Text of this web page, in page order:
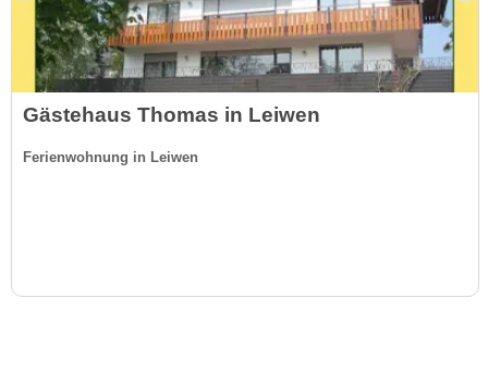
Gästehaus Thomas in Leiwen
Ferienwohnung in Leiwen